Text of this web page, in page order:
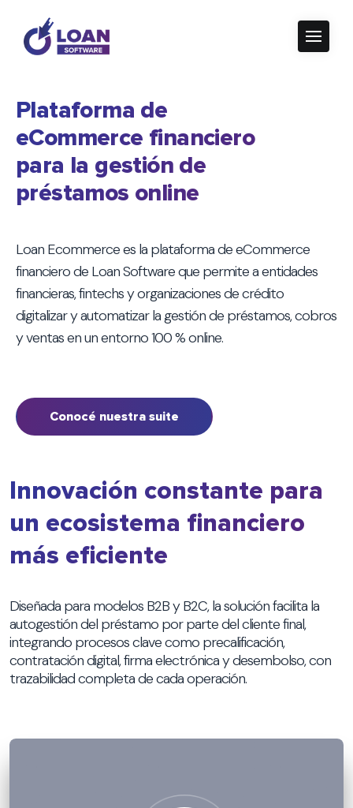
Plataforma de
eCommerce financiero
para la gestión de
préstamos online
Loan Ecommerce es la plataforma de eCommerce
financiero de Loan Software que permite a entidades
financieras, fintechs y organizaciones de crédito
digitalizar y automatizar la gestión de préstamos, cobros
y ventas en un entorno 100 % online.
Conocé nuestra suite
Innovación constante para
un ecosistema financiero
más eficiente
Diseñada para modelos B2B y B2C, la solución facilita la
autogestión del préstamo por parte del cliente final,
integrando procesos clave como precalificación,
contratación digital, firma electrónica y desembolso, con
trazabilidad completa de cada operación.